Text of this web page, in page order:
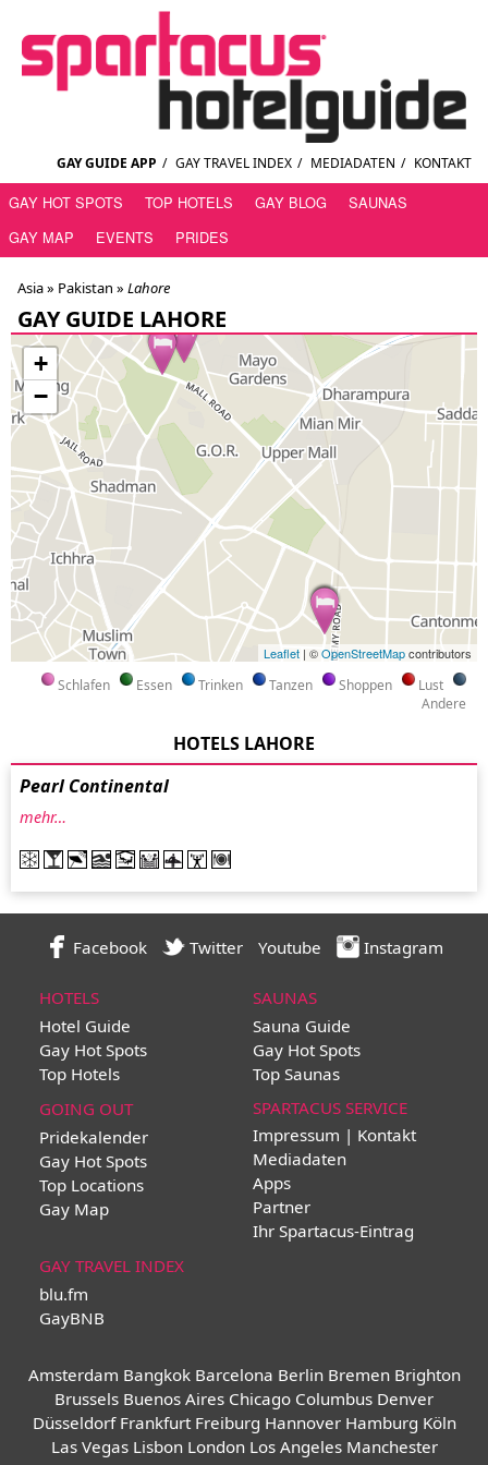
GAY GUIDE APP / GAY TRAVEL INDEX / MEDIADATEN / KONTAKT
GAY HOT SPOTS TOP HOTELS GAY BLOG
SAUNAS
GAY MAP
EVENTS PRIDES
Asia » Pakistan » Lahore
GAY GUIDE LAHORE
+
−
Leaflet | ©OpenStreetMapcontributors
Schlafen Essen Trinken Tanzen Shoppen
Lust
Andere
HOTELS LAHORE
Pearl Continental
mehr…
Facebook Twitter Youtube Instagram
HOTELS
Hotel Guide
Gay Hot Spots
Top Hotels
SAUNAS
Sauna Guide
Gay Hot Spots
Top Saunas
GOING OUT
Pridekalender
Gay Hot Spots
Top Locations
Gay Map
SPARTACUS SERVICE
Impressum | Kontakt
Mediadaten
Apps
Partner
Ihr Spartacus-Eintrag
GAY TRAVEL INDEX
blu.fm
GayBNB
Amsterdam Bangkok Barcelona Berlin Bremen Brighton
Brussels Buenos Aires Chicago Columbus Denver
Düsseldorf Frankfurt Freiburg Hannover Hamburg Köln
Las Vegas Lisbon London Los Angeles Manchester